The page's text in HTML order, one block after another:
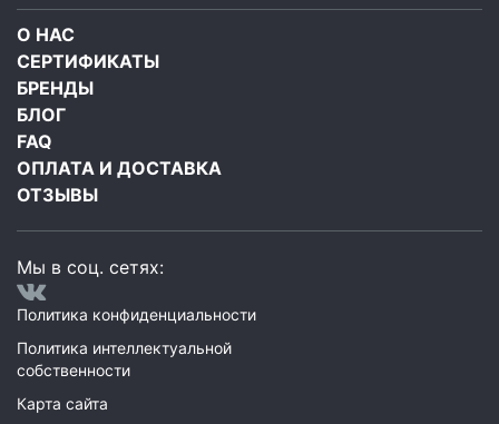
О НАС
СЕРТИФИКАТЫ
БРЕНДЫ
БЛОГ
FAQ
ОПЛАТА И ДОСТАВКА
ОТЗЫВЫ
Мы в соц. сетях:
Политика конфиденциальности
Политика интеллектуальной
собственности
Карта сайта